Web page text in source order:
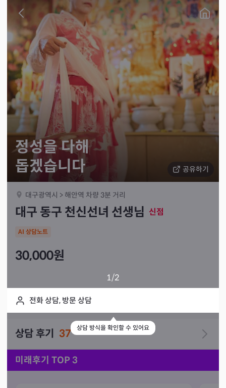
공유하기
정성을 다해
돕겠습니다
대구광역시 > 해안역 차량 3분 거리
대구 동구 천신선녀 선생님 신점
AI 상담노트
30,000원
1/2
전화 상담, 방문 상담
상담 방식을 확인할 수 있어요
상담 후기 37
미래후기 TOP 3